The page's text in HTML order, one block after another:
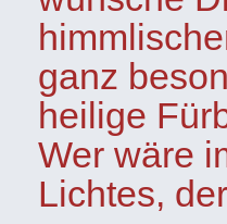
ganz
heilige
Wer wäre
Lichtes,